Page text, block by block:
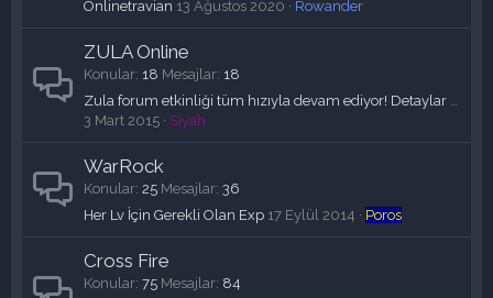
Onlinetravian 13 Ağustos 2020 Rowander
ZULA Online
Konular 18 Mesajlar 18
3 Mart 2015
Siyah
WarRock
Konular 25 Mesajlar 36
Her Lv İçin Gerekli Olan Exp 17 Eylül 2014 Poros
Cross Fire
Konular 75 Mesajlar 84